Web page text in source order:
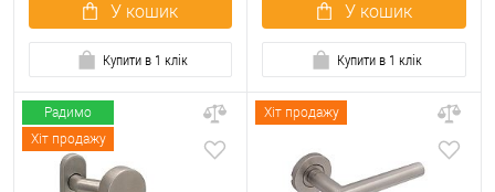
У кошик
Купити в 1 клік
У кошик
Купити в 1 клік
Радимо
Хіт продажу
Хіт продажу